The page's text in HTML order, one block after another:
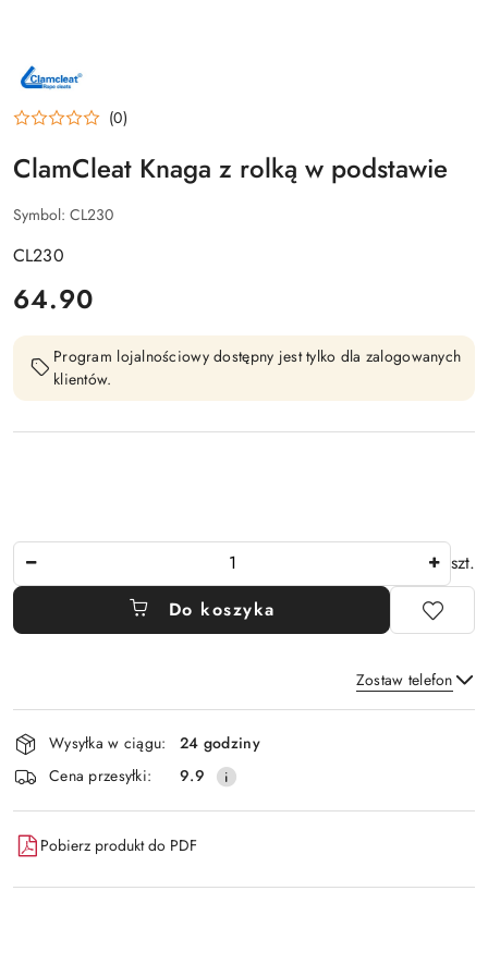
NAZWA
PRODUCENTA:
(0)
ClamCleat Knaga z rolką w podstawie
Symbol: CL230
CL230
cena:
64.90
Program lojalnościowy dostępny jest tylko dla zalogowanych
klientów.
szt.
Do koszyka
Zostaw telefon
Wyślij
Dostępność
i
dostawa
Wysyłka w ciągu:
24 godziny
Cena przesyłki:
9.9
Pobierz produkt do PDF